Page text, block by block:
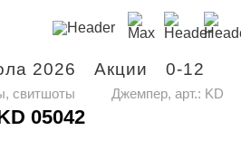
2026 Акции 0-12
свитшоты Джемпер, арт.: KD
05042